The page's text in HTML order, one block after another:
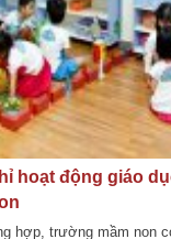
hoạt động giáo
hợp, trường mầm non